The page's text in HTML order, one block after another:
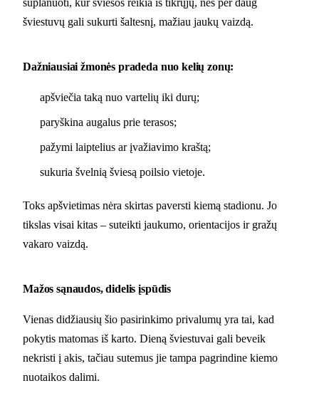
šviestuvų gali sukurti šaltesnį, mažiau jaukų vaizdą.
Dažniausiai žmonės pradeda nuo kelių zonų:
apšviečia taką nuo vartelių iki durų;
paryškina augalus prie terasos;
pažymi laiptelius ar įvažiavimo kraštą;
sukuria švelnią šviesą poilsio vietoje.
Toks apšvietimas nėra skirtas paversti kiemą stadionu. Jo
tikslas visai kitas – suteikti jaukumo, orientacijos ir gražų
vakaro vaizdą.
Mažos sąnaudos, didelis įspūdis
Vienas didžiausių šio pasirinkimo privalumų yra tai, kad
pokytis matomas iš karto. Dieną šviestuvai gali beveik
nekristi į akis, tačiau sutemus jie tampa pagrindine kiemo
nuotaikos dalimi.